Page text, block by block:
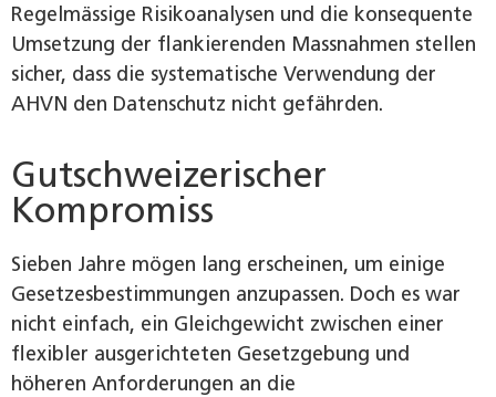
Regelmässige Risikoanalysen und die konsequente
Umsetzung der flankierenden Massnahmen stellen
sicher, dass die systematische Verwendung der
AHVN den Datenschutz nicht gefährden.
Gutschweizerischer
Kompromiss
Sieben Jahre mögen lang erscheinen, um einige
Gesetzesbestimmungen anzupassen. Doch es war
nicht einfach, ein Gleichgewicht zwischen einer
flexibler ausgerichteten Gesetzgebung und
höheren Anforderungen an die